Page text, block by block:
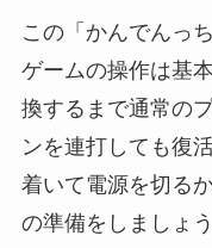
この「かんでんっ
ゲームの操作は基
換するまで通常の
ンを連打しても復
着いて電源を切る
の準備をしましょう